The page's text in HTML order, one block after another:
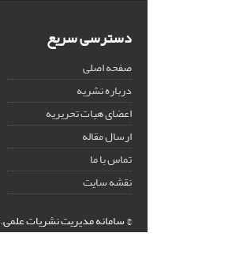
دسترسی سریع
صفحه اصلی
درباره نشریه
اعضای هیات تحریریه
ارسال مقاله
تماس با ما
نقشه سایت
© سامانه مدیریت نشریات علمی.